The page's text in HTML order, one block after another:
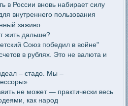
в России вновь набирает силу
внутреннего пользования
заживо
жить дальше?
Союз победил в войне"
в рублях. Это не валюта и
– стадо. Мы –
не может — практически весь
как народ